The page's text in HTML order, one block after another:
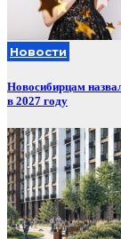
Новости
Новосибирцам
в 2027 году